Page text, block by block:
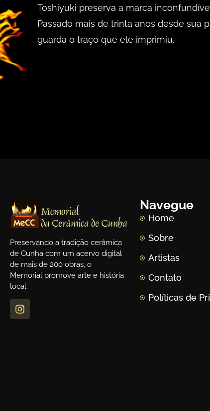
Toshiyuki preserva a marca
Passado mais de trinta anos desde sua
guarda o traço que ele imprimiu.
Preservando a tradição cerâmica
de Cunha com um acervo digital
de mais de 200 obras, o
Memorial promove arte e história
local.
Navegue
Home
Sobre
Artistas
Contato
Políticas de